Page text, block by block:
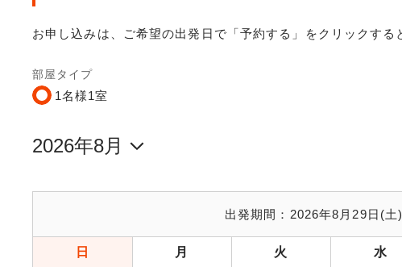
お申し込みは、ご希望の出発日で「予約する」をクリックする
部屋タイプ
1名様1室
出発期間： 2026年8月29日(
日 月 火 水